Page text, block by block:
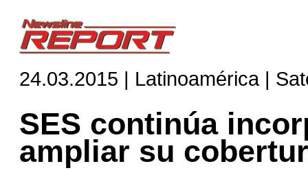
24.03.2015 | Latinoamérica |
SES continúa
ampliar su